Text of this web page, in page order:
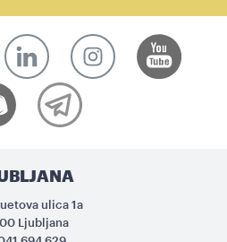
ulica 1a
Ljubljana